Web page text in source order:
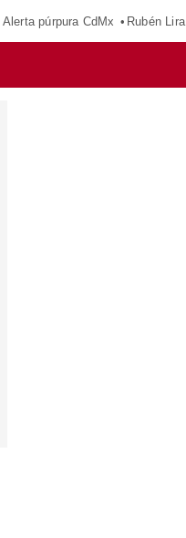
Alerta púrpura CdMx Rubén Lira